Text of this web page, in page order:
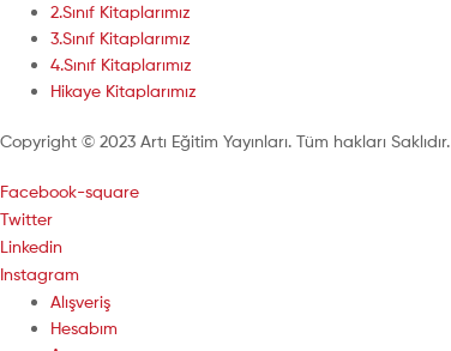
2.Sınıf Kitaplarımız
3.Sınıf Kitaplarımız
4.Sınıf Kitaplarımız
Hikaye Kitaplarımız
Copyright © 2023 Artı Eğitim Yayınları. Tüm hakları Saklıdır.
Facebook-square
Twitter
Linkedin
Instagram
Alışveriş
Hesabım